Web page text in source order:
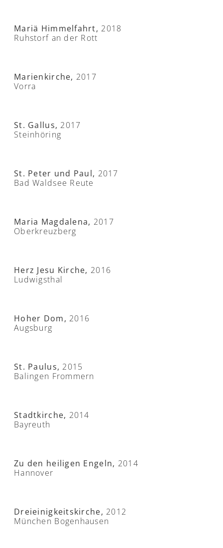
Mariä Himmelfahrt, 2018
Ruhstorf an der Rott
Marienkirche, 2017
Vorra
St. Gallus, 2017
Steinhöring
St. Peter und Paul, 2017
Bad Waldsee Reute
Maria Magdalena, 2017
Oberkreuzberg
Herz Jesu Kirche, 2016
Ludwigsthal
Hoher Dom, 2016
Augsburg
St. Paulus, 2015
Balingen Frommern
Stadtkirche, 2014
Bayreuth
Zu den heiligen Engeln, 2014
Hannover
Dreieinigkeitskirche, 2012
München Bogenhausen